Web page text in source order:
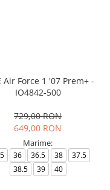
Air Force 1 '07 Prem+ -
IO4842-500
729,00 RON
649,00 RON
Marime:
36 36.5 38
37.5
38.5
39 40